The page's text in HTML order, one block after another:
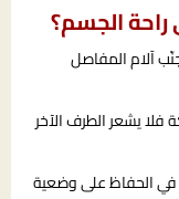
الجسم؟
آلام المفاصل
فلا يشعر الطرف الآخر
في الحفاظ على وضعية